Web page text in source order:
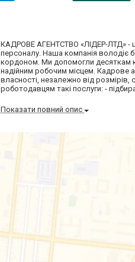
КАДРОВЕ АГЕНТСТВО «ЛІДЕР-ЛТД» -
персоналу. Наша компанія володіє
кордоном. Ми допомогли десяткам
надійним робочим місцем. Кадрове
власності, незалежно від
роботодавцям такі послуги: -
Показати повний опис